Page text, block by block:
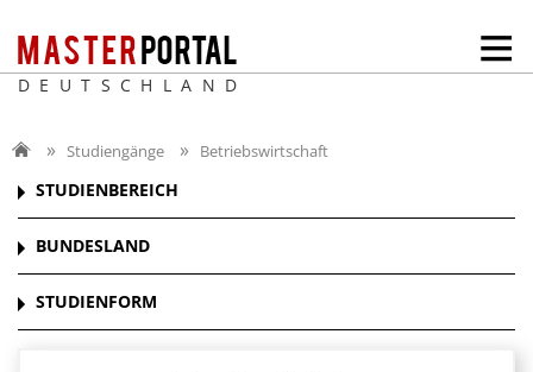
DEUTSCHLAND
Studiengänge Betriebswirtschaft
STUDIENBEREICH
BUNDESLAND
STUDIENFORM